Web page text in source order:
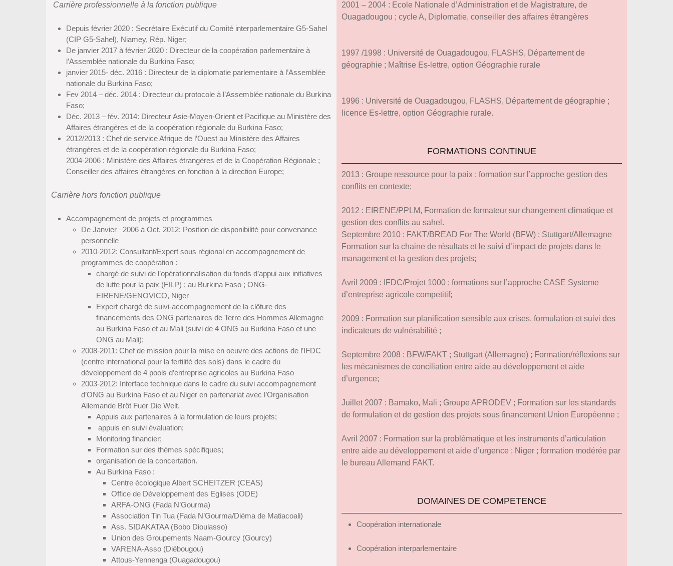
Carrière professionnelle à la fonction publique
Depuis février 2020 : Secrétaire Exécutif du Comité interparlementaire G5-Sahel
(CIP G5-Sahel), Niamey, Rép. Niger;
De janvier 2017 à février 2020 : Directeur de la coopération parlementaire à
l’Assemblée nationale du Burkina Faso;
janvier 2015- déc. 2016 : Directeur de la diplomatie parlementaire à l’Assemblée
nationale du Burkina Faso;
Fev 2014 – déc. 2014 : Directeur du protocole à l’Assemblée nationale du Burkina
Faso;
Déc. 2013 – fév. 2014: Directeur Asie-Moyen-Orient et Pacifique au Ministère des
Affaires étrangères et de la coopération régionale du Burkina Faso;
2012/2013 : Chef de service Afrique de l’Ouest au Ministère des Affaires
étrangères et de la coopération régionale du Burkina Faso;
2004-2006 : Ministère des Affaires étrangères et de la Coopération Régionale ;
Conseiller des affaires étrangères en fonction à la direction Europe;
Carrière hors fonction publique
Accompagnement de projets et programmes
De Janvier –2006 à Oct. 2012: Position de disponibilité pour convenance
personnelle
2010-2012: Consultant/Expert sous régional en accompagnement de
programmes de coopération :
chargé de suivi de l’opérationnalisation du fonds d’appui aux initiatives
de lutte pour la paix (FILP) ; au Burkina Faso ; ONG-
EIRENE/GENOVICO, Niger
Expert chargé de suivi-accompagnement de la clôture des
financements des ONG partenaires de Terre des Hommes Allemagne
au Burkina Faso et au Mali (suivi de 4 ONG au Burkina Faso et une
ONG au Mali);
2008-2011: Chef de mission pour la mise en oeuvre des actions de l’IFDC
(centre international pour la fertilité des sols) dans le cadre du
développement de 4 pools d’entreprise agricoles au Burkina Faso
2003-2012: Interface technique dans le cadre du suivi accompagnement
d’ONG au Burkina Faso et au Niger en partenariat avec l’Organisation
Allemande Bröt Fuer Die Welt.
Appuis aux partenaires à la formulation de leurs projets;
appuis en suivi évaluation;
Monitoring financier;
Formation sur des thèmes spécifiques;
organisation de la concertation.
Au Burkina Faso :
Centre écologique Albert SCHEITZER (CEAS)
Office de Développement des Eglises (ODE)
ARFA-ONG (Fada N’Gourma)
Association Tin Tua (Fada N’Gourma/Diéma de Matiacoali)
Ass. SIDAKATAA (Bobo Dioulasso)
Union des Groupements Naam-Gourcy (Gourcy)
VARENA-Asso (Diébougou)
Attous-Yennenga (Ouagadougou)
2001 – 2004 : Ecole Nationale d’Administration et de Magistrature, de
Ouagadougou ; cycle A, Diplomatie, conseiller des affaires étrangères
1997 /1998 : Université de Ouagadougou, FLASHS, Département de
géographie ; Maîtrise Es-lettre, option Géographie rurale
1996 : Université de Ouagadougou, FLASHS, Département de géographie ;
licence Es-lettre, option Géographie rurale.
FORMATIONS CONTINUE
2013 : Groupe ressource pour la paix ; formation sur l’approche gestion des
conflits en contexte;
2012 : EIRENE/PPLM, Formation de formateur sur changement climatique et
gestion des conflits au sahel.
Septembre 2010 : FAKT/BREAD For The World (BFW) ; Stuttgart/Allemagne
Formation sur la chaine de résultats et le suivi d’impact de projets dans le
management et la gestion des projets;
Avril 2009 : IFDC/Projet 1000 ; formations sur l’approche CASE Systeme
d’entreprise agricole competitif;
2009 : Formation sur planification sensible aux crises, formulation et suivi des
indicateurs de vulnérabilité ;
Septembre 2008 : BFW/FAKT ; Stuttgart (Allemagne) ; Formation/réflexions sur
les mécanismes de conciliation entre aide au développement et aide
d’urgence;
Juillet 2007 : Bamako, Mali ; Groupe APRODEV ; Formation sur les standards
de formulation et de gestion des projets sous financement Union Européenne ;
Avril 2007 : Formation sur la problématique et les instruments d’articulation
entre aide au développement et aide d’urgence ; Niger ; formation modérée par
le bureau Allemand FAKT.
DOMAINES DE COMPETENCE
Coopération internationale
Coopération interparlementaire